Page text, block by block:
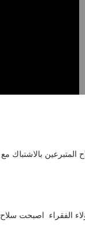
بالاشتباك مع
الفقراء اصبحت سلاح